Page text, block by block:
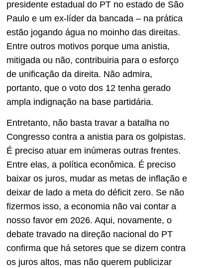
presidente estadual do PT no estado de São
Paulo e um ex-líder da bancada – na prática
estão jogando água no moinho das direitas.
Entre outros motivos porque uma anistia,
mitigada ou não, contribuiria para o esforço
de unificação da direita. Não admira,
portanto, que o voto dos 12 tenha gerado
ampla indignação na base partidária.
Entretanto, não basta travar a batalha no
Congresso contra a anistia para os golpistas.
É preciso atuar em inúmeras outras frentes.
Entre elas, a política econômica. É preciso
baixar os juros, mudar as metas de inflação e
deixar de lado a meta do déficit zero. Se não
fizermos isso, a economia não vai contar a
nosso favor em 2026. Aqui, novamente, o
debate travado na direção nacional do PT
confirma que há setores que se dizem contra
os juros altos, mas não querem publicizar